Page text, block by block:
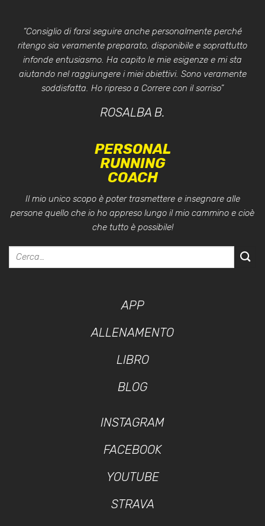
“Consiglio di farsi seguire anche personalmente perché
ritengo sia veramente preparato, disponibile e soprattutto
infonde entusiasmo. Ha capito le mie esigenze e mi sta
aiutando nel raggiungere i miei obiettivi. Sono veramente
soddisfatta. Ho ripreso a Correre con il sorriso”
ROSALBA B.
PERSONAL
RUNNING
COACH
Il mio unico scopo è poter trasmettere e insegnare alle
persone quello che io ho appreso lungo il mio cammino e cioè
che tutto è possibile!
APP
ALLENAMENTO
LIBRO
BLOG
INSTAGRAM
FACEBOOK
YOUTUBE
STRAVA